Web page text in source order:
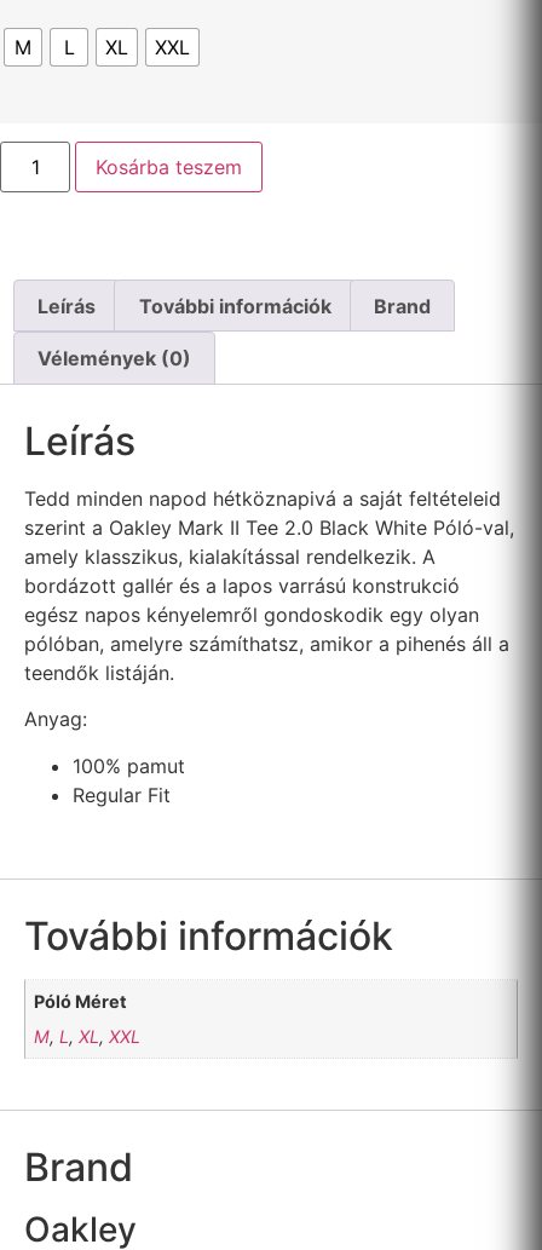
M L XL XXL
Kosárba teszem
Leírás További információk Brand
Vélemények (0)
Leírás
Tedd minden napod hétköznapivá a saját feltételeid
szerint a Oakley Mark II Tee 2.0 Black White Póló-val,
amely klasszikus, kialakítással rendelkezik. A
bordázott gallér és a lapos varrású konstrukció
egész napos kényelemről gondoskodik egy olyan
pólóban, amelyre számíthatsz, amikor a pihenés áll a
teendők listáján.
Anyag:
100% pamut
Regular Fit
További információk
Póló Méret
M,L ,XL ,XXL
Brand
Oakley